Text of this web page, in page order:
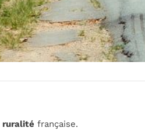
ruralité française.